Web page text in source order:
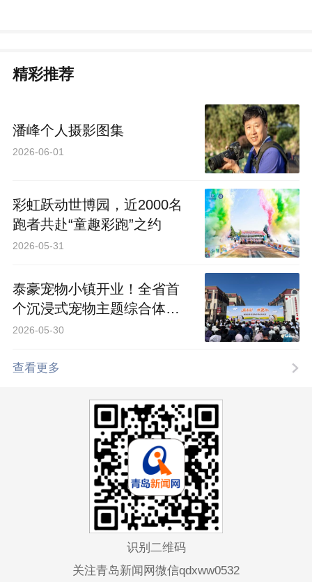
精彩推荐
潘峰个人摄影图集
2026-06-01
彩虹跃动世博园，近2000名
跑者共赴“童趣彩跑”之约
2026-05-31
泰豪宠物小镇开业！全省首
个沉浸式宠物主题综合体落
地青岛
2026-05-30
查看更多
识别二维码
关注青岛新闻网微信qdxww0532